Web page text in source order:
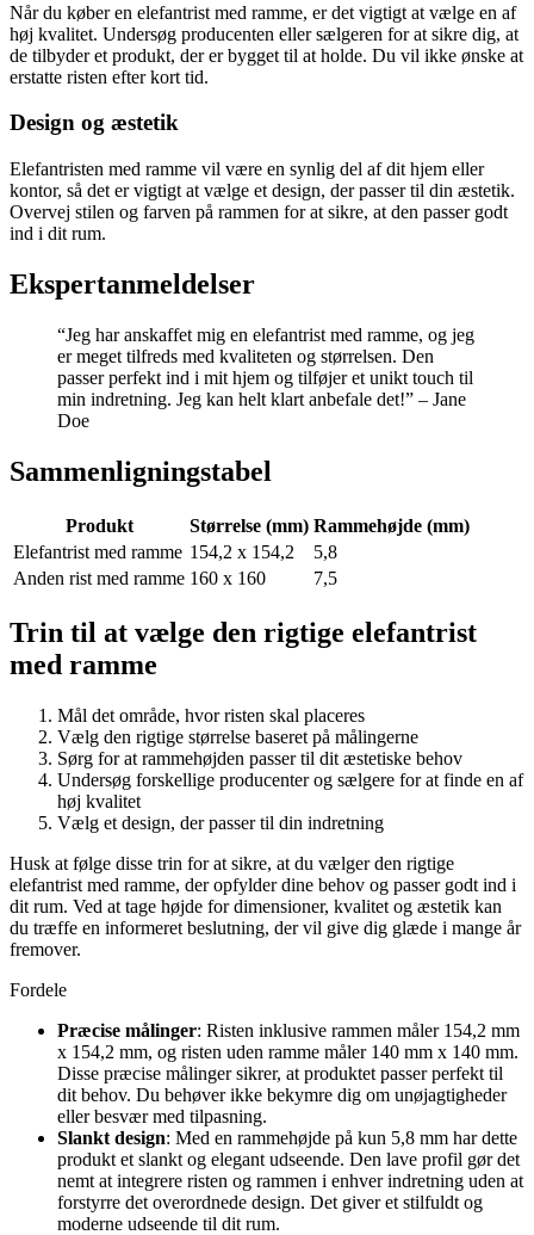
Når du køber en elefantrist med ramme, er det vigtigt at vælge en af
høj kvalitet. Undersøg producenten eller sælgeren for at sikre dig, at
de tilbyder et produkt, der er bygget til at holde. Du vil ikke ønske at
erstatte risten efter kort tid.
Design og æstetik
Elefantristen med ramme vil være en synlig del af dit hjem eller
kontor, så det er vigtigt at vælge et design, der passer til din æstetik.
Overvej stilen og farven på rammen for at sikre, at den passer godt
ind i dit rum.
Ekspertanmeldelser
“Jeg har anskaffet mig en elefantrist med ramme, og jeg
er meget tilfreds med kvaliteten og størrelsen. Den
passer perfekt ind i mit hjem og tilføjer et unikt touch til
min indretning. Jeg kan helt klart anbefale det!” – Jane
Doe
Sammenligningstabel
Produkt Størrelse (mm) Rammehøjde (mm)
Elefantrist med ramme 154,2 x 154,2
5,8
Anden rist med ramme 160 x 160 7,5
Trin til at vælge den rigtige elefantrist
med ramme
Mål det område, hvor risten skal placeres
Vælg den rigtige størrelse baseret på målingerne
Sørg for at rammehøjden passer til dit æstetiske behov
Undersøg forskellige producenter og sælgere for at finde en af
høj kvalitet
Vælg et design, der passer til din indretning
Husk at følge disse trin for at sikre, at du vælger den rigtige
elefantrist med ramme, der opfylder dine behov og passer godt ind i
dit rum. Ved at tage højde for dimensioner, kvalitet og æstetik kan
du træffe en informeret beslutning, der vil give dig glæde i mange år
fremover.
Fordele
Præcise målinger: Risten inklusive rammen måler 154,2 mm
x 154,2 mm, og risten uden ramme måler 140 mm x 140 mm.
Disse præcise målinger sikrer, at produktet passer perfekt til
dit behov. Du behøver ikke bekymre dig om unøjagtigheder
eller besvær med tilpasning.
Slankt design: Med en rammehøjde på kun 5,8 mm har dette
produkt et slankt og elegant udseende. Den lave profil gør det
nemt at integrere risten og rammen i enhver indretning uden at
forstyrre det overordnede design. Det giver et stilfuldt og
moderne udseende til dit rum.